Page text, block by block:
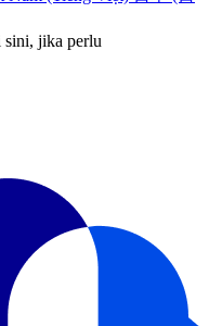
sini, jika perlu